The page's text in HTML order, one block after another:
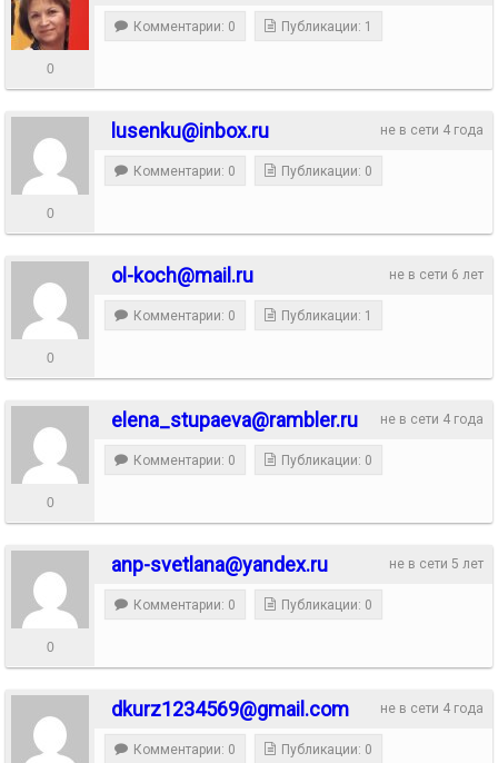
0
Комментарии: 0 Публикации: 1
не в сети 4 года
lusenku@inbox.ru
0
Комментарии: 0 Публикации: 0
не в сети 6 лет
ol-koch@mail.ru
0
Комментарии: 0 Публикации: 1
не в сети 4 года
elena_stupaeva@rambler.ru
0
Комментарии: 0 Публикации: 0
не в сети 5 лет
anp-svetlana@yandex.ru
0
Комментарии: 0 Публикации: 0
не в сети 4 года
dkurz1234569@gmail.com
Комментарии: 0 Публикации: 0